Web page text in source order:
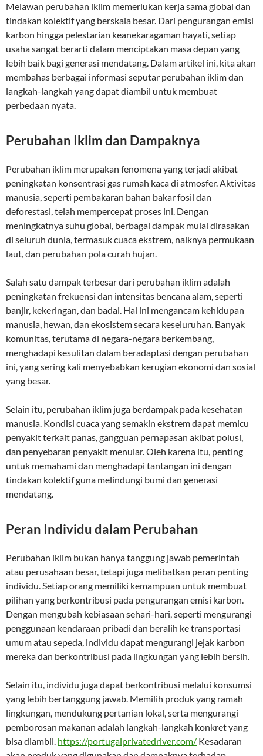
Melawan perubahan iklim memerlukan kerja sama global dan
tindakan kolektif yang berskala besar. Dari pengurangan emisi
karbon hingga pelestarian keanekaragaman hayati, setiap
usaha sangat berarti dalam menciptakan masa depan yang
lebih baik bagi generasi mendatang. Dalam artikel ini, kita akan
membahas berbagai informasi seputar perubahan iklim dan
langkah-langkah yang dapat diambil untuk membuat
perbedaan nyata.
Perubahan Iklim dan Dampaknya
Perubahan iklim merupakan fenomena yang terjadi akibat
peningkatan konsentrasi gas rumah kaca di atmosfer. Aktivitas
manusia, seperti pembakaran bahan bakar fosil dan
deforestasi, telah mempercepat proses ini. Dengan
meningkatnya suhu global, berbagai dampak mulai dirasakan
di seluruh dunia, termasuk cuaca ekstrem, naiknya permukaan
laut, dan perubahan pola curah hujan.
Salah satu dampak terbesar dari perubahan iklim adalah
peningkatan frekuensi dan intensitas bencana alam, seperti
banjir, kekeringan, dan badai. Hal ini mengancam kehidupan
manusia, hewan, dan ekosistem secara keseluruhan. Banyak
komunitas, terutama di negara-negara berkembang,
menghadapi kesulitan dalam beradaptasi dengan perubahan
ini, yang sering kali menyebabkan kerugian ekonomi dan sosial
yang besar.
Selain itu, perubahan iklim juga berdampak pada kesehatan
manusia. Kondisi cuaca yang semakin ekstrem dapat memicu
penyakit terkait panas, gangguan pernapasan akibat polusi,
dan penyebaran penyakit menular. Oleh karena itu, penting
untuk memahami dan menghadapi tantangan ini dengan
tindakan kolektif guna melindungi bumi dan generasi
mendatang.
Peran Individu dalam Perubahan
Perubahan iklim bukan hanya tanggung jawab pemerintah
atau perusahaan besar, tetapi juga melibatkan peran penting
individu. Setiap orang memiliki kemampuan untuk membuat
pilihan yang berkontribusi pada pengurangan emisi karbon.
Dengan mengubah kebiasaan sehari-hari, seperti mengurangi
penggunaan kendaraan pribadi dan beralih ke transportasi
umum atau sepeda, individu dapat mengurangi jejak karbon
mereka dan berkontribusi pada lingkungan yang lebih bersih.
Selain itu, individu juga dapat berkontribusi melalui konsumsi
yang lebih bertanggung jawab. Memilih produk yang ramah
lingkungan, mendukung pertanian lokal, serta mengurangi
pemborosan makanan adalah langkah-langkah konkret yang
bisa diambil. https://portugalprivatedriver.com/ Kesadaran